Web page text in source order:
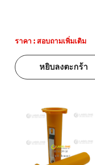
ราคา : สอบถามเพิ่มเติม
หยิบลงตะกร้า